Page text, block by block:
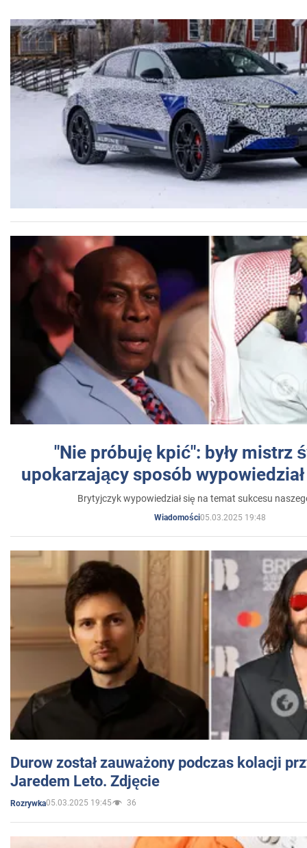
"Nie próbuję kpić": były mistrz
upokarzający sposób
Brytyjczyk wypowiedział się na temat sukcesu
Wiadomości05.03.2025 19:48
Durow został zauważony podczas kolacji
Jaredem Leto. Zdjęcie
Rozrywka05.03.2025 19:45 36